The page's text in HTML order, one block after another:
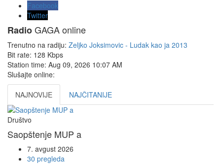
Facebook
Twitter
RadioGAGA online
Trenutno na radiju: Zeljko Joksimovic - Ludak kao ja 2013
Bit rate: 128 Kbps
Station time: Aug 09, 2026 10:07 AM
Slušajte online:
NAJNOVIJE NAJČITANIJE
Društvo
Saopštenje MUP a
7. avgust 2026
30 pregleda